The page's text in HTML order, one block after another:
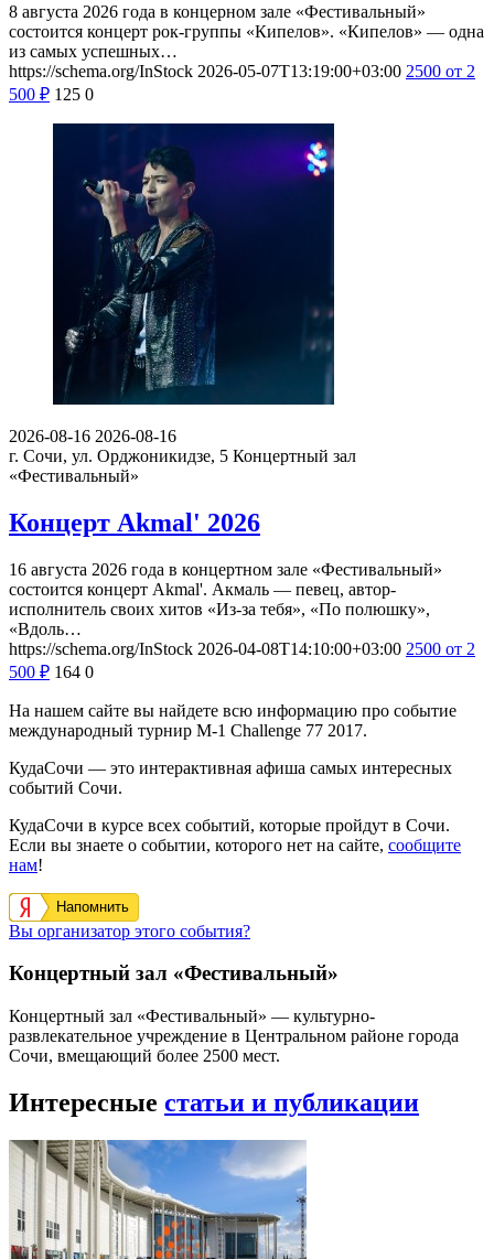
8 августа 2026 года в концерном зале «Фестивальный»
состоится концерт рок-группы «Кипелов». «Кипелов» — одна
из самых успешных…
https://schema.org/InStock 2026-05-07T13:19:00+03:00 2500 от 2
500 ₽ 125 0
2026-08-16 2026-08-16
г. Сочи, ул. Орджоникидзе, 5 Концертный зал
«Фестивальный»
Концерт Akmal' 2026
16 августа 2026 года в концертном зале «Фестивальный»
состоится концерт Akmal'. Акмаль — певец, автор-
исполнитель своих хитов «Из-за тебя», «По полюшку»,
«Вдоль…
https://schema.org/InStock 2026-04-08T14:10:00+03:00 2500 от 2
500 ₽ 164 0
На нашем сайте вы найдете всю информацию про событие
международный турнир M-1 Challenge 77 2017.
КудаСочи — это интерактивная афиша самых интересных
событий Сочи.
КудаСочи в курсе всех событий, которые пройдут в Сочи.
Если вы знаете о событии, которого нет на сайте, сообщите
нам!
Напомнить
Вы организатор этого события?
Концертный зал «Фестивальный»
Концертный зал «Фестивальный» — культурно-
развлекательное учреждение в Центральном районе города
Сочи, вмещающий более 2500 мест.
Интересные статьи и публикации